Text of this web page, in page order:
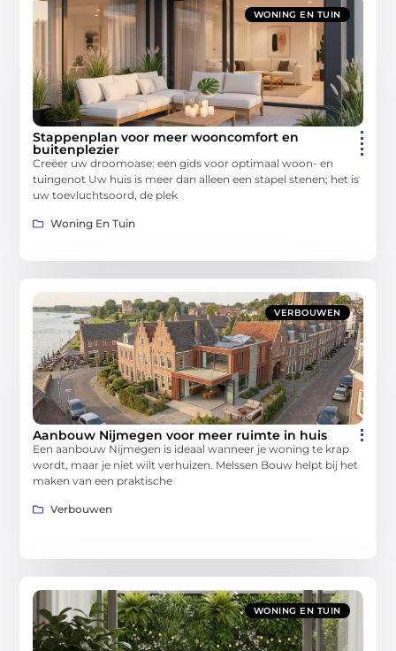
WONING EN TUIN
Stappenplan voor meer wooncomfort en
buitenplezier
Creëer uw droomoase: een gids voor optimaal woon- en
tuingenot Uw huis is meer dan alleen een stapel stenen; het is
uw toevluchtsoord, de plek
Woning En Tuin
VERBOUWEN
Aanbouw Nijmegen voor meer ruimte in huis
Een aanbouw Nijmegen is ideaal wanneer je woning te krap
wordt, maar je niet wilt verhuizen. Melssen Bouw helpt bij het
maken van een praktische
Verbouwen
WONING EN TUIN